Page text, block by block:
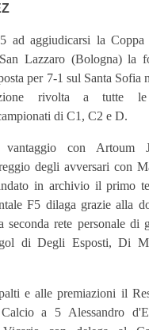
ad aggiudicarsi la Coppa
Lazzaro (Bologna) la
per 7-1 sul Santa Sofia
rivolta a tutte le
di C1, C2 e D.
con Artoum
degli avversari con
in archivio il primo
F5 dilaga grazie alla
seconda rete personale di
di Degli Esposti, Di
e alle premiazioni il
a 5 Alessandro